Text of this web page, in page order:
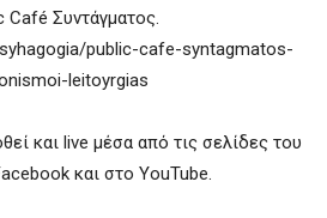
Café Συντάγματος.
public-cafe-syntagmatos-
leitoyrgias
και live μέσα από τις σελίδες του
και στο YouTube.